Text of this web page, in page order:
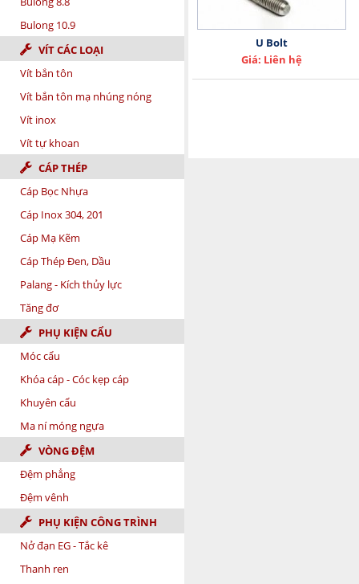
Bulong 10.9
VÍT CÁC LOẠI
Vít bắn tôn
Vít bắn tôn mạ nhúng nóng
Vít inox
Vít tự khoan
CÁP THÉP
Cáp Bọc Nhựa
Cáp Inox 304, 201
Cáp Mạ Kẽm
Cáp Thép Đen, Dầu
Palang - Kích thủy lực
Tăng đơ
PHỤ KIỆN CẨU
Móc cẩu
Khóa cáp - Cóc kẹp cáp
Khuyên cẩu
Ma ní móng ngựa
VÒNG ĐỆM
Đệm phẳng
Đệm vênh
PHỤ KIỆN CÔNG TRÌNH
Nở đạn EG - Tắc kê
Thanh ren
U Bolt
Giá: Liên hệ